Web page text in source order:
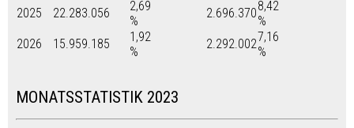
2025
22.283.056
2,69
%
2.696.3708,42
%
2026
15.959.185
1,92
%
2.292.0027,16
%
MONATSSTATISTIK 2023